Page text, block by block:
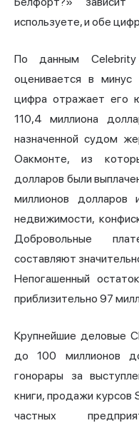
используете, и обе
По данным
оценивается в
цифра отражает его
110,4 миллиона
назначенной судом
Оакмонте, из
долларов были
миллионов
недвижимости,
Добровольные
составляют
Непогашенный
приблизительно 97
Крупнейшие деловые
до 100 миллионов
гонорары за
книги, продажи курсов
частных